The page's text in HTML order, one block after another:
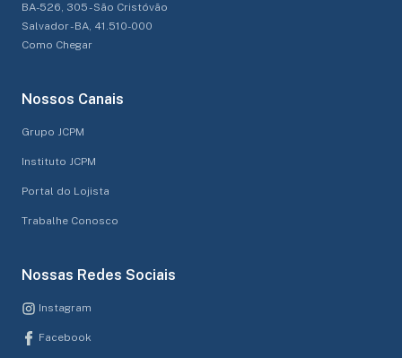
BA-526, 305 - São Cristóvão
Salvador - BA, 41.510-000
Como Chegar
Nossos Canais
Grupo JCPM
Instituto JCPM
Portal do Lojista
Trabalhe Conosco
Nossas Redes Sociais
Instagram
Facebook